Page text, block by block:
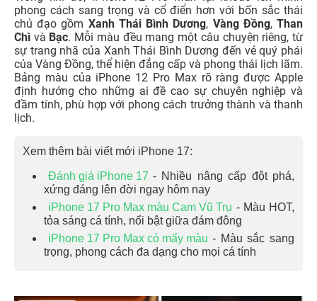
phong cách sang trọng và cổ điển hơn với bốn sắc thái
chủ đạo gồm Xanh Thái Bình Dương, Vàng Đồng,Than
Chì và Bạc. Mỗi màu đều mang một câu chuyện riêng, từ
sự trang nhã của Xanh Thái Bình Dương đến vẻ quý phái
của Vàng Đồng, thể hiện đẳng cấp và phong thái lịch lãm.
Bảng màu của iPhone 12 Pro Max rõ ràng được Apple
định hướng cho những ai đề cao sự chuyên nghiệp và
đầm tính, phù hợp với phong cách trưởng thành và thanh
lịch.
Xem thêm bài viết mới iPhone 17:
Đánh giá iPhone 17 - Nhiều nâng cấp đột phá,
xứng đáng lên đời ngay hôm nay
iPhone 17 Pro Max màu Cam Vũ Trụ - Màu HOT,
tỏa sáng cá tính, nổi bật giữa đám đông
iPhone 17 Pro Max có mấy màu - Màu sắc sang
trọng, phong cách đa dạng cho mọi cá tính